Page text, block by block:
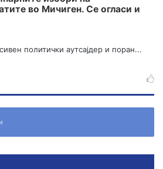
во Мичиген. Се огласи и
политички аутсајдер и поран...